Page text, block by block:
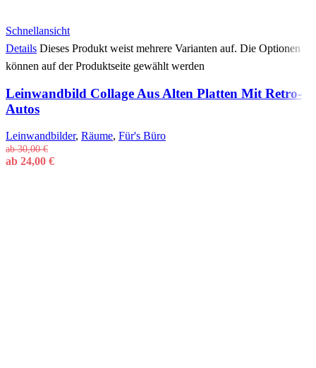
Schnellansicht
Details Dieses Produkt weist mehrere Varianten auf. Die Optionen
können auf der Produktseite gewählt werden
Leinwandbild Collage Aus Alten Platten Mit Retro-
Autos
Leinwandbilder, Räume, Für's Büro
ab30,00€
ab 24,00 €